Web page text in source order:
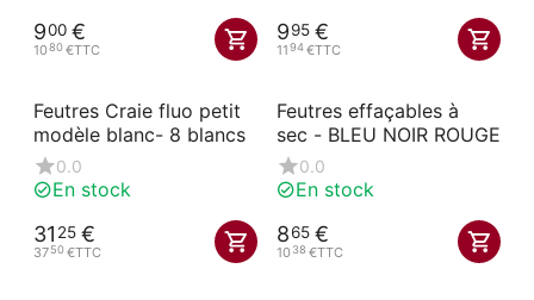
900 €
1080€TTC
995 €
1194€TTC
Feutres Craie fluo petit
modèle blanc- 8 blancs
0.0
En stock
31 25 €
3750€TTC
Feutres effaçables à
sec - BLEU NOIR ROUGE
0.0
En stock
865 €
10 38 €TTC